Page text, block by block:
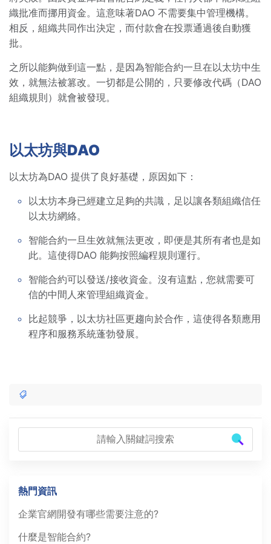
織批准而挪用資金。這意味著DAO 不需要集中管理機構。
相反，組織共同作出決定，而付款會在投票通過後自動獲
批。
之所以能夠做到這一點，是因為智能合約一旦在以太坊中生
效，就無法被篡改。一切都是公開的，只要修改代碼（DAO
組織規則）就會被發現。
以太坊與DAO
以太坊為DAO 提供了良好基礎，原因如下：
以太坊本身已經建立足夠的共識，足以讓各類組織信任
以太坊網絡。
智能合約一旦生效就無法更改，即便是其所有者也是如
此。這使得DAO 能夠按照編程規則運行。
智能合約可以發送/接收資金。沒有這點，您就需要可
信的中間人來管理組織資金。
比起競爭，以太坊社區更趨向於合作，這使得各類應用
程序和服務系統蓬勃發展。
熱門資訊
企業官網開發有哪些需要注意的?
什麼是智能合約?